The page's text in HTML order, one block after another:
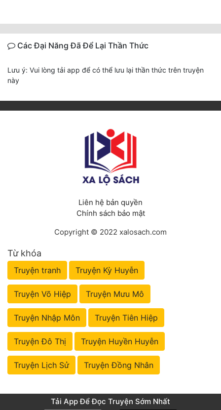
Các Đại Năng Đã Để Lại Thần Thức
Lưu ý: Vui lòng tải app để có thể lưu lại thần thức trên truyện
này
Liên hệ bản quyền
Chính sách bảo mật
Copyright © 2022 xalosach.com
Từ khóa
Truyện tranh Truyện Kỳ Huyễn
Truyện Võ Hiệp Truyện Mưu Mô
Truyện Nhập Môn Truyện Tiên Hiệp
Truyện Đô Thị Truyện Huyền Huyễn
Truyện Lịch Sử Truyện Đồng Nhân
Tải App Để Đọc Truyện Sớm Nhất